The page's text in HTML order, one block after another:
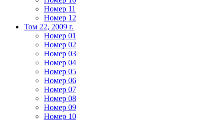
Номер 11
Номер 12
Том 22, 2009 г.
Номер 01
Номер 02
Номер 03
Номер 04
Номер 05
Номер 06
Номер 07
Номер 08
Номер 09
Номер 10